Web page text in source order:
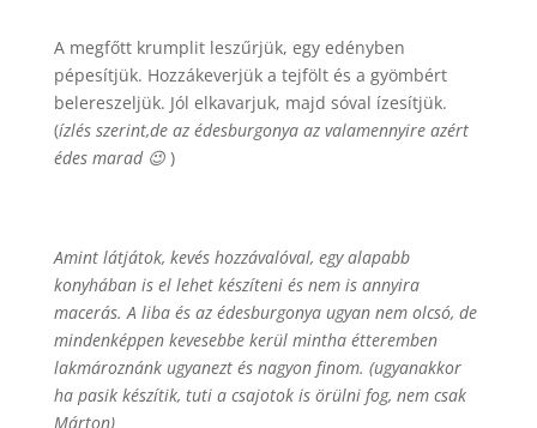
A megfőtt krumplit leszűrjük, egy edényben
pépesítjük. Hozzákeverjük a tejfölt és a gyömbért
belereszeljük. Jól elkavarjuk, majd sóval ízesítjük.
(ízlés szerint,de az édesburgonya az valamennyire azért
édes marad 😉 )
Amint látjátok, kevés hozzávalóval, egy alapabb
konyhában is el lehet készíteni és nem is annyira
macerás. A liba és az édesburgonya ugyan nem olcsó, de
mindenképpen kevesebbe kerül mintha étteremben
lakmároznánk ugyanezt és nagyon finom. (ugyanakkor
ha pasik készítik, tuti a csajotok is örülni fog, nem csak
Márton)